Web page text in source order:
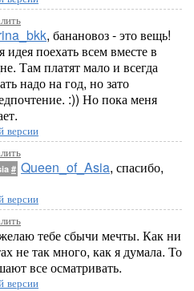
, банановоз - это вещь!
поехать всем вместе в
Там платят мало и всегда
надо на год, но зато
:)) Но пока меня
версии
# Queen_of_Asia, спасибо,
версии
тебе сбычи мечты. Как ни
не так много, как я думала. То
все осматривать.
версии